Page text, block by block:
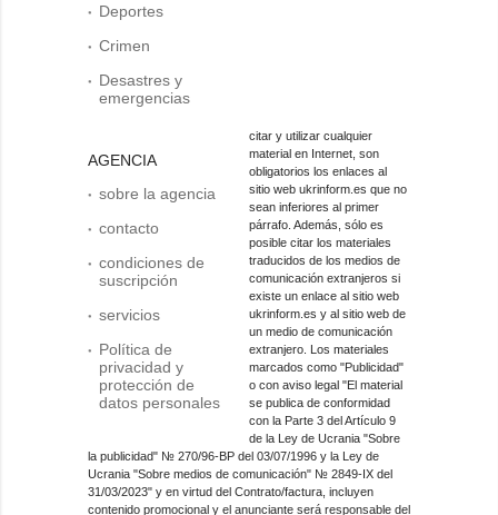
Deportes
Crimen
Desastres y
emergencias
AGENCIA
sobre la agencia
contacto
condiciones de
suscripción
servicios
Política de
privacidad y
protección de
datos personales
citar y utilizar cualquier
material en Internet, son
obligatorios los enlaces al
sitio web ukrinform.es que no
sean inferiores al primer
párrafo. Además, sólo es
posible citar los materiales
traducidos de los medios de
comunicación extranjeros si
existe un enlace al sitio web
ukrinform.es y al sitio web de
un medio de comunicación
extranjero. Los materiales
marcados como "Publicidad"
o con aviso legal "El material
se publica de conformidad
con la Parte 3 del Artículo 9
de la Ley de Ucrania "Sobre
la publicidad" № 270/96-ВР del 03/07/1996 y la Ley de
Ucrania "Sobre medios de comunicación" № 2849-IX del
31/03/2023" y en virtud del Contrato/factura, incluyen
contenido promocional y el anunciante será responsable del